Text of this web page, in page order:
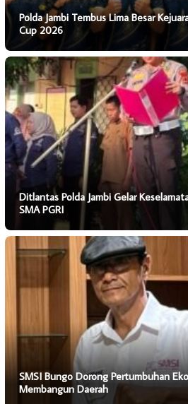
Polda Jambi Tembus Lima Besar
Cup 2026
Ditlantas Polda Jambi Gelar
SMA PGRI
SMSI Bungo Dorong Pertumbuhan
Membangun Daerah